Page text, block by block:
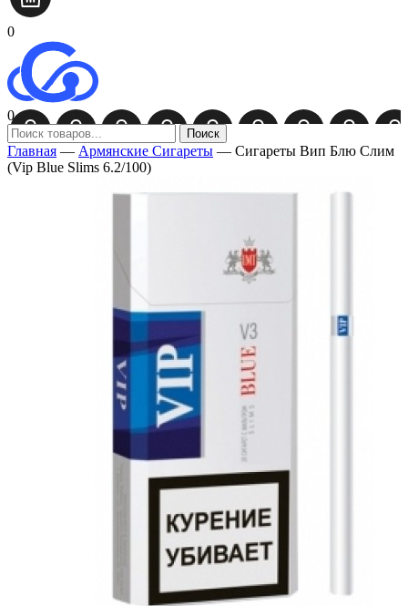
0
0
Поиск
Главная — Армянские Сигареты — Сигареты Вип Блю Слим
(Vip Blue Slims 6.2/100)